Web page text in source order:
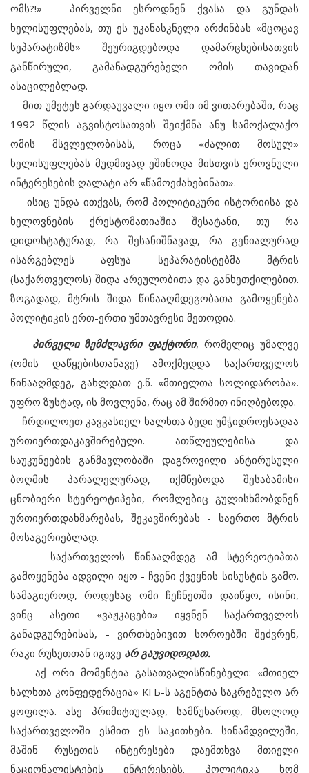
ომს?!» - პირველნი ესროდნენ ქვასა და გუნდას
ხელისუფლებას, თუ ეს უკანასკნელი არძინბას «მცოცავ
სეპარატიზმს» შეურიგდებოდა დამარცხებისათვის
განწირული, გამანადგურებელი ომის თავიდან
ასაცილებლად.
მით უმეტეს გარდაუვალი იყო ომი იმ ვითარებაში, რაც
1992 წლის აგვისტოსათვის შეიქმნა ანუ სამოქალაქო
ომის მსვლელობისას, როცა «ძალით მოსულ»
ხელისუფლებას მუდმივად ეშინოდა მისთვის ეროვნული
ინტერესების ღალატი არ «წამოეძახებინათ».
ისიც უნდა ითქვას, რომ პოლიტიკური ისტორიისა და
ხელოვნების ქრესტომათიაშია შესატანი, თუ რა
დიდოსტატურად, რა შესანიშნავად, რა გენიალურად
ისარგებლეს აფსუა სეპარატისტებმა მტრის
(საქართველოს) შიდა არეულობითა და განხეთქილებით.
ზოგადად, მტრის შიდა წინააღმდეგობათა გამოყენება
პოლიტიკის ერთ-ერთი უმთავრესი მეთოდია.
პირველი ზემძლავრი ფაქტორი, რომელიც უმალვე
(ომის დაწყებისთანავე) ამოქმედდა საქართველოს
წინააღმდეგ, გახლდათ ე.წ. «მთიელთა სოლიდარობა».
უფრო ზუსტად, ის მოვლენა, რაც ამ შირმით ინიღბებოდა.
ჩრდილოეთ კავკასიელ ხალხთა ბედი უმჭიდროესადაა
ურთიერთდაკავშირებული. ათწლეულებისა და
საუკუნეების განმავლობაში დაგროვილი ანტირუსული
ბოღმის პარალელურად, იქმნებოდა შესაბამისი
ცნობიერი სტერეოტიპები, რომლებიც გულისხმობდნენ
ურთიერთდახმარებას, შეკავშირებას - საერთო მტრის
მოსაგერიებლად.
საქართველოს წინააღმდეგ ამ სტერეოტიპთა
გამოყენება ადვილი იყო - ჩვენი ქვეყნის სისუსტის გამო.
სამაგიეროდ, როდესაც ომი ჩეჩნეთში დაიწყო, ისინი,
ვინც ასეთი «ვაჟკაცები» იყვნენ საქართველოს
განადგურებისას, - ვირთხებივით სოროებში შეძვრენ,
რაკი რუსეთთან იგივე არ გაუვიდოდათ.
აქ ორი მომენტია გასათვალისწინებელი: «მთიელ
ხალხთა კონფედერაცია» КГБ-ს აგენტთა საკრებულო არ
ყოფილა. ასე პრიმიტიულად, სამწუხაროდ, მხოლოდ
საქართველოში ესმით ეს საკითხები. სინამდვილეში,
მაშინ რუსეთის ინტერესები დაემთხვა მთიელი
ნაციონალისტების ინტერესებს. პოლიტიკა ხომ